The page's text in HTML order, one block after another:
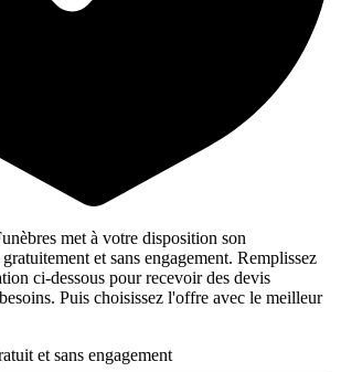
met à votre disposition son
et sans engagement. Remplissez
ci-dessous pour recevoir des devis
Puis choisissez l'offre avec le meilleur
et sans engagement